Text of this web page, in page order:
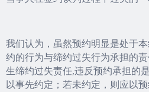
我们认为，虽然预约明显是处于
约的行为与缔约过失行为承担的
生缔约过失责任,违反预约承担的
以事先约定；若未约定，则应以